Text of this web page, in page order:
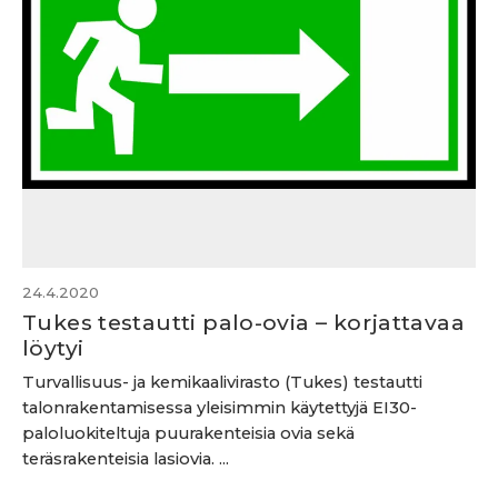
24.4.2020
Tukes testautti palo-ovia – korjattavaa
löytyi
Turvallisuus- ja kemikaalivirasto (Tukes) testautti
talonrakentamisessa yleisimmin käytettyjä EI30-
paloluokiteltuja puurakenteisia ovia sekä
teräsrakenteisia lasiovia. ...